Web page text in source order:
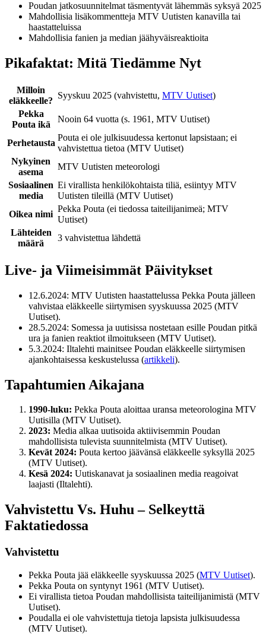
Poudan jatkosuunnitelmat täsmentyvät lähemmäs syksyä 2025
Mahdollisia lisäkommentteja MTV Uutisten kanavilla tai
haastatteluissa
Mahdollisia fanien ja median jäähyväisreaktioita
Pikafaktat: Mitä Tiedämme Nyt
Milloin
eläkkeelle?
Syyskuu 2025 (vahvistettu, MTV Uutiset)
Pekka
Pouta ikä
Nooin 64 vuotta (s. 1961, MTV Uutiset)
Perhetausta
Pouta ei ole julkisuudessa kertonut lapsistaan; ei
vahvistettua tietoa (MTV Uutiset)
Nykyinen
asema
MTV Uutisten meteorologi
Sosiaalinen
media
Ei virallista henkilökohtaista tiliä, esiintyy MTV
Uutisten tileillä (MTV Uutiset)
Oikea nimi
Pekka Pouta (ei tiedossa taiteilijanimeä; MTV
Uutiset)
Lähteiden
määrä
3 vahvistettua lähdettä
Live- ja Viimeisimmät Päivitykset
12.6.2024: MTV Uutisten haastattelussa Pekka Pouta jälleen
vahvistaa eläkkeelle siirtymisen syyskuussa 2025 (MTV
Uutiset).
28.5.2024: Somessa ja uutisissa nostetaan esille Poudan pitkä
ura ja fanien reaktiot ilmoitukseen (MTV Uutiset).
5.3.2024: Iltalehti mainitsee Poudan eläkkeelle siirtymisen
ajankohtaisessa keskustelussa (artikkeli).
Tapahtumien Aikajana
1990-luku: Pekka Pouta aloittaa uransa meteorologina MTV
Uutisilla (MTV Uutiset).
2023: Media alkaa uutisoida aktiivisemmin Poudan
mahdollisista tulevista suunnitelmista (MTV Uutiset).
Kevät 2024: Pouta kertoo jäävänsä eläkkeelle syksyllä 2025
(MTV Uutiset).
Kesä 2024: Uutiskanavat ja sosiaalinen media reagoivat
laajasti (Iltalehti).
Vahvistettu Vs. Huhu – Selkeyttä
Faktatiedossa
Vahvistettu
Pekka Pouta jää eläkkeelle syyskuussa 2025 (MTV Uutiset).
Pekka Pouta on syntynyt 1961 (MTV Uutiset).
Ei virallista tietoa Poudan mahdollisista taiteilijanimistä (MTV
Uutiset).
Poudalla ei ole vahvistettuja tietoja lapsista julkisuudessa
(MTV Uutiset).